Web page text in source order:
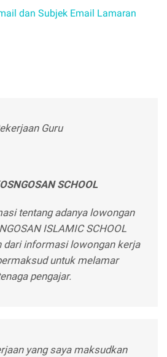
dan Subjek Email Lamaran
Guru
SCHOOL
tentang adanya lowongan
ISLAMIC SCHOOL
dari informasi lowongan kerja
untuk melamar
pengajar.
yang saya maksudkan